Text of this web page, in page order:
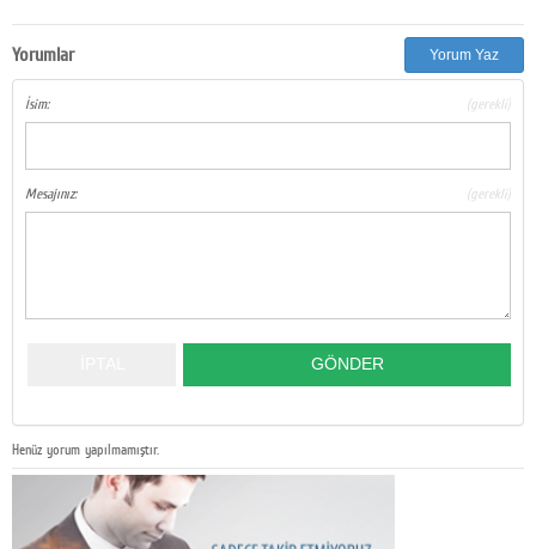
Yorumlar Yorum Yaz
İsim: (gerekli)
Mesajınız: (gerekli)
Henüz yorum yapılmamıştır.